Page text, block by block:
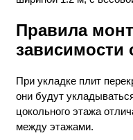
Правила
зависимости
При укладке плит
они будут
цокольного этажа
между этажами.